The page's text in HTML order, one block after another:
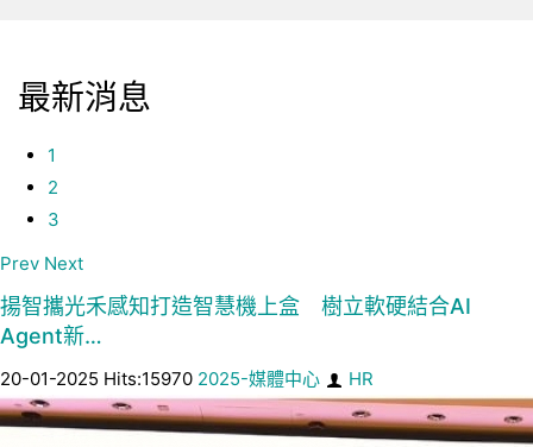
最新消息
1
2
3
Prev Next
揚智攜光禾感知打造智慧機上盒 樹立軟硬結合AI
Agent新…
20-01-2025 Hits:15970 2025-媒體中心 HR